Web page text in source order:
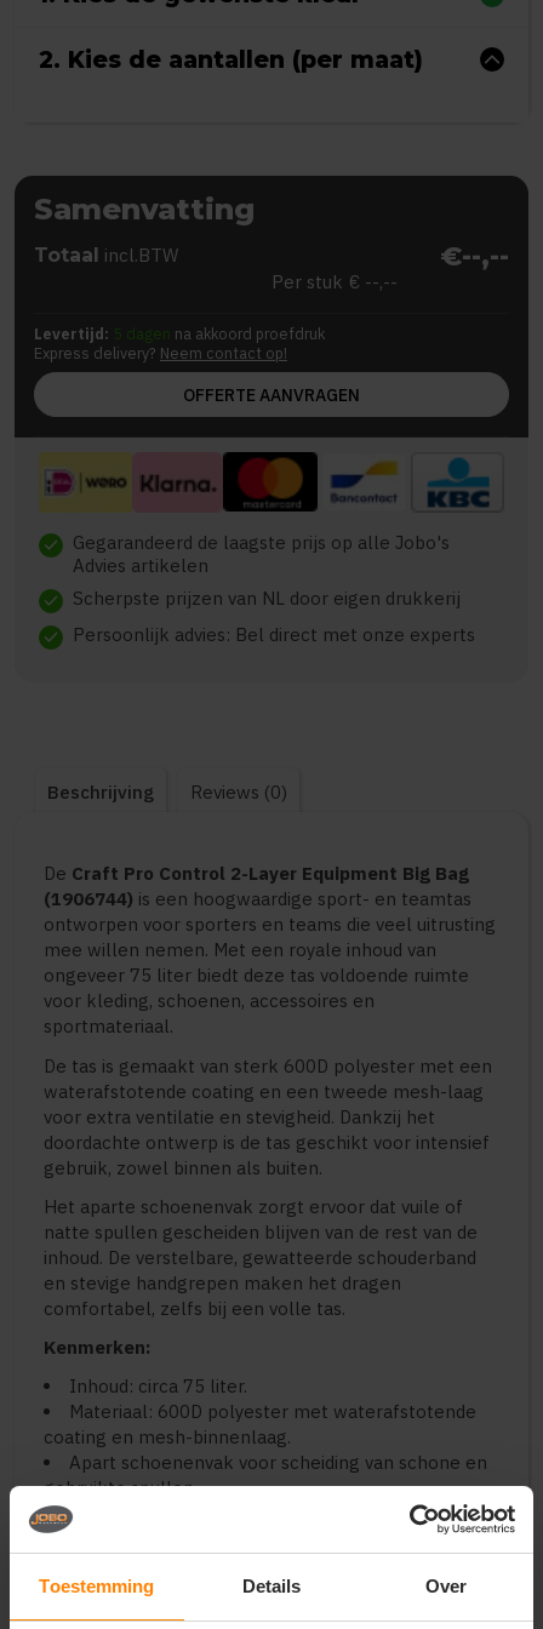
Toestemming Details Over
2. Kies de aantallen (per maat)
Samenvatting
Totaal incl.BTW €--,--
Per stuk € --,--
Levertijd: 5 dagen na akkoord proefdruk
Express delivery? Neem contact op!
OFFERTE AANVRAGEN
check Gegarandeerd de laagste prijs op alle Jobo's
Advies artikelen
check Scherpste prijzen van NL door eigen drukkerij
check Persoonlijk advies: Bel direct met onze experts
Beschrijving Reviews (0)
De Craft Pro Control 2-Layer Equipment Big Bag
(1906744) is een hoogwaardige sport- en teamtas
ontworpen voor sporters en teams die veel uitrusting
mee willen nemen. Met een royale inhoud van
ongeveer 75 liter biedt deze tas voldoende ruimte
voor kleding, schoenen, accessoires en
sportmateriaal.
De tas is gemaakt van sterk 600D polyester met een
waterafstotende coating en een tweede mesh-laag
voor extra ventilatie en stevigheid. Dankzij het
doordachte ontwerp is de tas geschikt voor intensief
gebruik, zowel binnen als buiten.
Het aparte schoenenvak zorgt ervoor dat vuile of
natte spullen gescheiden blijven van de rest van de
inhoud. De verstelbare, gewatteerde schouderband
en stevige handgrepen maken het dragen
comfortabel, zelfs bij een volle tas.
Kenmerken:
Inhoud: circa 75 liter.
Materiaal: 600D polyester met waterafstotende
coating en mesh-binnenlaag.
Apart schoenenvak voor scheiding van schone en
gebruikte spullen.
Verstelbare en afneembare schouderband voor
optimaal draagcomfort.
Handgrepen aan beide zijden voor eenvoudig
tillen.